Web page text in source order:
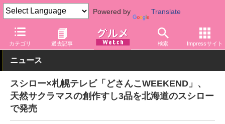
Powered by Translate
カテゴリ 過去記事 検索 Impressサイト
グルメ Watch 店舗 スシロー
ニュース
スシロー×札幌テレビ「どさんこWEEKEND」、
天然サクラマスの創作すし3品を北海道のスシロー
で発売